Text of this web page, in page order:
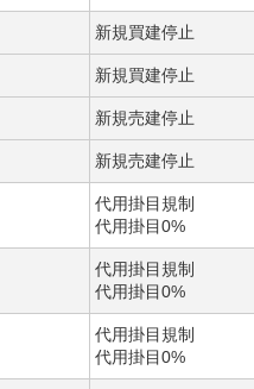
新規買建停止
新規買建停止
新規売建停止
新規売建停止
代用掛目規制
代用掛目0%
代用掛目規制
代用掛目0%
代用掛目規制
代用掛目0%